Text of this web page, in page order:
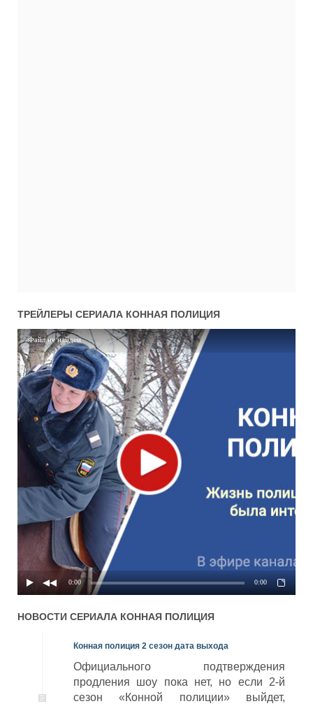
01x01 1 сезон 1 серия
ТРЕЙЛЕРЫ СЕРИАЛА КОННАЯ ПОЛИЦИЯ
Файл не найден
0:00 0:00
НОВОСТИ СЕРИАЛА КОННАЯ ПОЛИЦИЯ
Конная полиция 2 сезон дата выхода
Официального подтверждения
продления шоу пока нет, но если 2-й
сезон «Конной полиции» выйдет,